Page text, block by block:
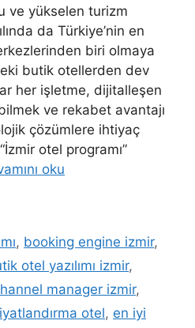
ve yükselen turizm
da Türkiye’nin en
biri olmaya
butik otellerden dev
her işletme, dijitalleşen
ve rekabet avantajı
çözümlere ihtiyaç
otel programı”
oku
, booking engine izmir,
otel yazılımı izmir,
manager izmir,
otel, en iyi